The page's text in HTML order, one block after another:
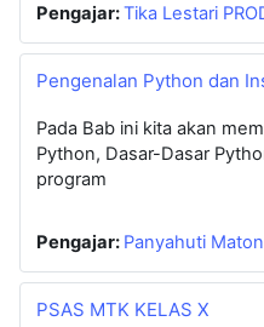
Pengajar:Tika Lestari
Pengenalan Python dan
Pada Bab ini kita akan
Python, Dasar-Dasar
program
Pengajar: Panyahuti
PSAS MTK KELAS X